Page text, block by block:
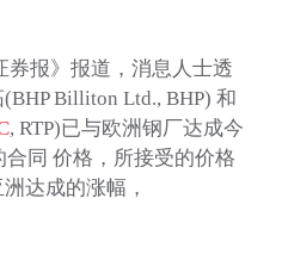
券报》报道，消息人士透
Billiton Ltd., BHP) 和
, RTP)已与欧洲钢厂达成今
同 价格，所接受的价格
达成的涨幅，